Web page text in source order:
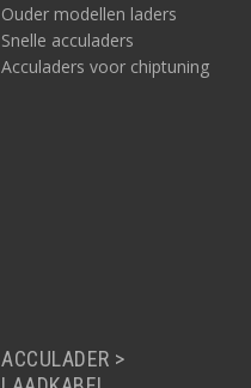
Ouder modellen laders
Snelle acculaders
Acculaders voor chiptuning
ACCULADER >